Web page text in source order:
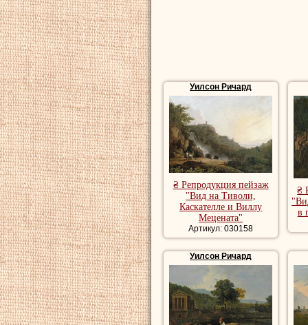
Уилсон Ричард
₴ Репродукция пейзаж
"Вид на Тиволи,
Каскателле и Виллу
Мецената"
Артикул: 030158
₴
в
Уилсон Ричард